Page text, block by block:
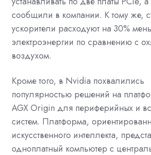
сообщили в компании. К тому же,
ускорители расходуют на 30%
электроэнергии по сравнению с
воздухом.
Кроме того, в Nvidia похвалились
популярностью решений на
AGX Origin для периферийных и
систем. Платформа,
искусственного интеллекта,
одноплатный компьютер с